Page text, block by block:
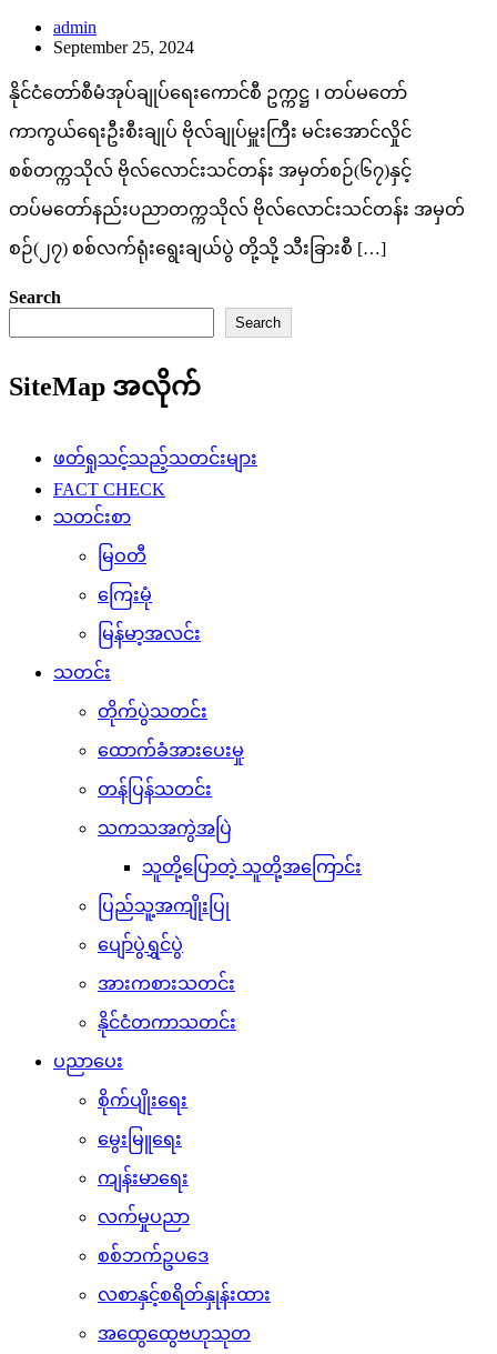
admin
September 25, 2024
နိုင်ငံတော်စီမံအုပ်ချုပ်ရေးကောင်စီ ဥက္ကဋ္ဌ ၊ တပ်မတော်
ကာကွယ်ရေးဦးစီးချုပ် ဗိုလ်ချုပ်မှူးကြီး မင်းအောင်လှိုင်
စစ်တက္ကသိုလ် ဗိုလ်လောင်းသင်တန်း အမှတ်စဉ်(၆၇)နှင့်
တပ်မတော်နည်းပညာတက္ကသိုလ် ဗိုလ်လောင်းသင်တန်း အမှတ်
စဉ်(၂၇) စစ်လက်ရုံးရွေးချယ်ပွဲ တို့သို့ သီးခြားစီ […]
Search
Search
SiteMap အလိုက်
ဖတ်ရှုသင့်သည့်သတင်းများ
FACT CHECK
သတင်းစာ
မြဝတီ
ကြေးမုံ
မြန်မာ့အလင်း
သတင်း
တိုက်ပွဲသတင်း
ထောက်ခံအားပေးမှု
တန်ပြန်သတင်း
သကသအကွဲအပြဲ
သူတို့ပြောတဲ့ သူတို့အကြောင်း
ပြည်သူ့အကျိုးပြု
ပျော်ပွဲရွှင်ပွဲ
အားကစားသတင်း
နိုင်ငံတကာသတင်း
ပညာပေး
စိုက်ပျိုးရေး
မွေးမြူရေး
ကျန်းမာရေး
လက်မှုပညာ
စစ်ဘက်ဥပဒေ
လစာနှင့်စရိတ်နှုန်းထား
အထွေထွေဗဟုသုတ